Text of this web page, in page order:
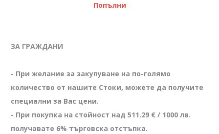
Попълни
ЗА ГРАЖДАНИ
- При желание за закупуване на по-голямо
количество от нашите Стоки, можете да получите
специални за Вас цени.
- При покупка на стойност над 511.29 € / 1000 лв.
получавате 6% търговска отстъпка.